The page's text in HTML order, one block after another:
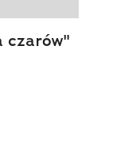
czarów"